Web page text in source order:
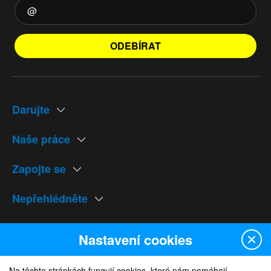
ODEBÍRAT
Darujte
Naše práce
Zapojte se
Nepřehlédněte
Naše weby
Nastavení cookies